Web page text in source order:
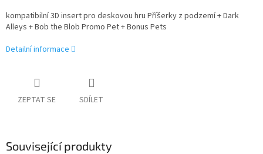
kompatibilní 3D insert pro deskovou hru Příšerky z podzemí + Dark
Alleys + Bob the Blob Promo Pet + Bonus Pets
Detailní informace
ZEPTAT SE SDÍLET
Související produkty